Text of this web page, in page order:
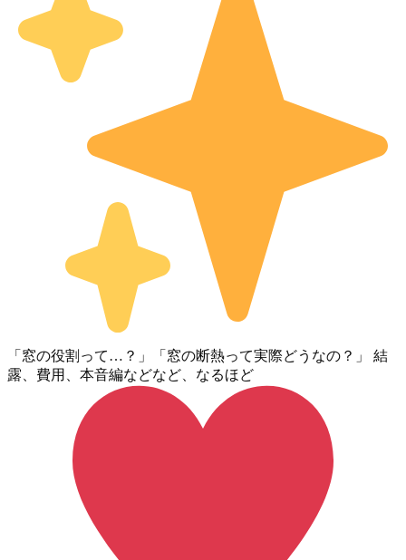
「窓の役割って…？」「窓の断熱って実際どうなの？」 結
露、費用、本音編などなど、なるほど